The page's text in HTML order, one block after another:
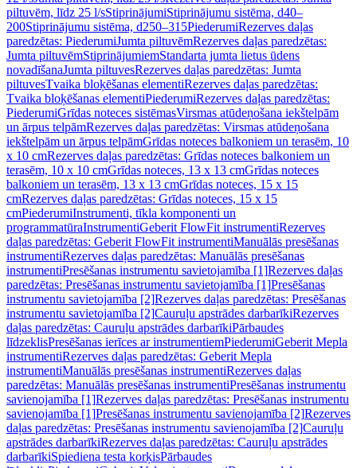
piltuvēm, līdz 25 l/sStiprinājumiStiprinājumu sistēma, d40–
200Stiprinājumu sistēma, d250–315PiederumiRezerves daļas
paredzētas: PiederumiJumta piltuvēmRezerves daļas paredzētas:
Jumta piltuvēmStiprinājumiemStandarta jumta lietus ūdens
novadīšanaJumta piltuvesRezerves daļas paredzētas: Jumta
piltuvesTvaika bloķēšanas elementiRezerves daļas paredzētas:
Tvaika bloķēšanas elementiPiederumiRezerves daļas paredzētas:
PiederumiGrīdas noteces sistēmasVirsmas atūdeņošana iekštelpām
un ārpus telpāmRezerves daļas paredzētas: Virsmas atūdeņošana
iekštelpām un ārpus telpāmGrīdas noteces balkoniem un terasēm, 10
x 10 cmRezerves daļas paredzētas: Grīdas noteces balkoniem un
terasēm, 10 x 10 cmGrīdas noteces, 13 x 13 cmGrīdas noteces
balkoniem un terasēm, 13 x 13 cmGrīdas noteces, 15 x 15
cmRezerves daļas paredzētas: Grīdas noteces, 15 x 15
cmPiederumiInstrumenti, tīkla komponenti un
programmatūraInstrumentiGeberit FlowFit instrumentiRezerves
daļas paredzētas: Geberit FlowFit instrumentiManuālās presēšanas
instrumentiRezerves daļas paredzētas: Manuālās presēšanas
instrumentiPresēšanas instrumentu savietojamība [1]Rezerves daļas
paredzētas: Presēšanas instrumentu savietojamība [1]Presēšanas
instrumentu savietojamība [2]Rezerves daļas paredzētas: Presēšanas
instrumentu savietojamība [2]Cauruļu apstrādes darbarīkiRezerves
daļas paredzētas: Cauruļu apstrādes darbarīkiPārbaudes
līdzeklisPresēšanas ierīces ar instrumentiemPiederumiGeberit Mepla
instrumentiRezerves daļas paredzētas: Geberit Mepla
instrumentiManuālās presēšanas instrumentiRezerves daļas
paredzētas: Manuālās presēšanas instrumentiPresēšanas instrumentu
savienojamība [1]Rezerves daļas paredzētas: Presēšanas instrumentu
savienojamība [1]Presēšanas instrumentu savienojamība [2]Rezerves
daļas paredzētas: Presēšanas instrumentu savienojamība [2]Cauruļu
apstrādes darbarīkiRezerves daļas paredzētas: Cauruļu apstrādes
darbarīkiSpiediena testa korķisPārbaudes